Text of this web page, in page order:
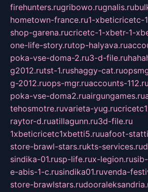
firehunters.rugribowo.rugnalis.ru
hometown-france.ru1-xbeticricetc-
shop-garena.rucricetc-1-xbetr-1-
one-life-story.rutop-halyava.ru
poka-vse-doma-2.ru3-d-file.ru
g2012.rutst-1.rushaggy-cat.ru
g-2012.ruops-mgr.ruaccounts-112.ru
poka-vse-doma2.ruairgungames.ru
tehosmotre.ruvarieta-yug.ru
raytor-d.ruatillagunn.ru3d-file.ru
1xbeticricetc1xbetti5.ruuafoot-
store-brawl-stars.rukts-services.ru
sindika-01.rusp-life.rux-legion.ru
e-abis-1-c.rusindika01.ruvenda-
store-brawlstars.ru